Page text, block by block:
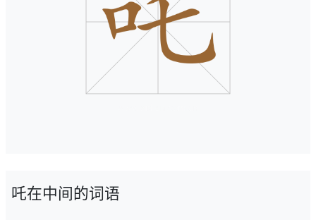
吒在中间的词语